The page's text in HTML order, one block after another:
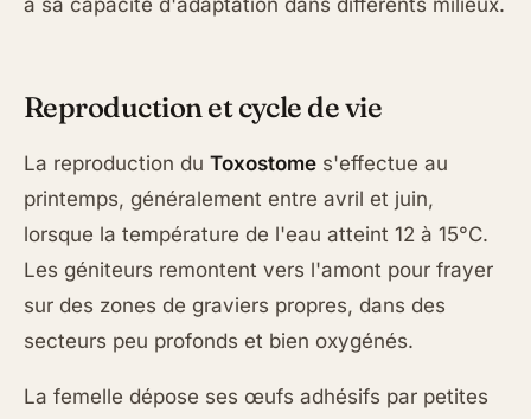
à sa capacité d'adaptation dans différents milieux.
Reproduction et cycle de vie
La reproduction du Toxostome s'effectue au
printemps, généralement entre avril et juin,
lorsque la température de l'eau atteint 12 à 15°C.
Les géniteurs remontent vers l'amont pour frayer
sur des zones de graviers propres, dans des
secteurs peu profonds et bien oxygénés.
La femelle dépose ses œufs adhésifs par petites